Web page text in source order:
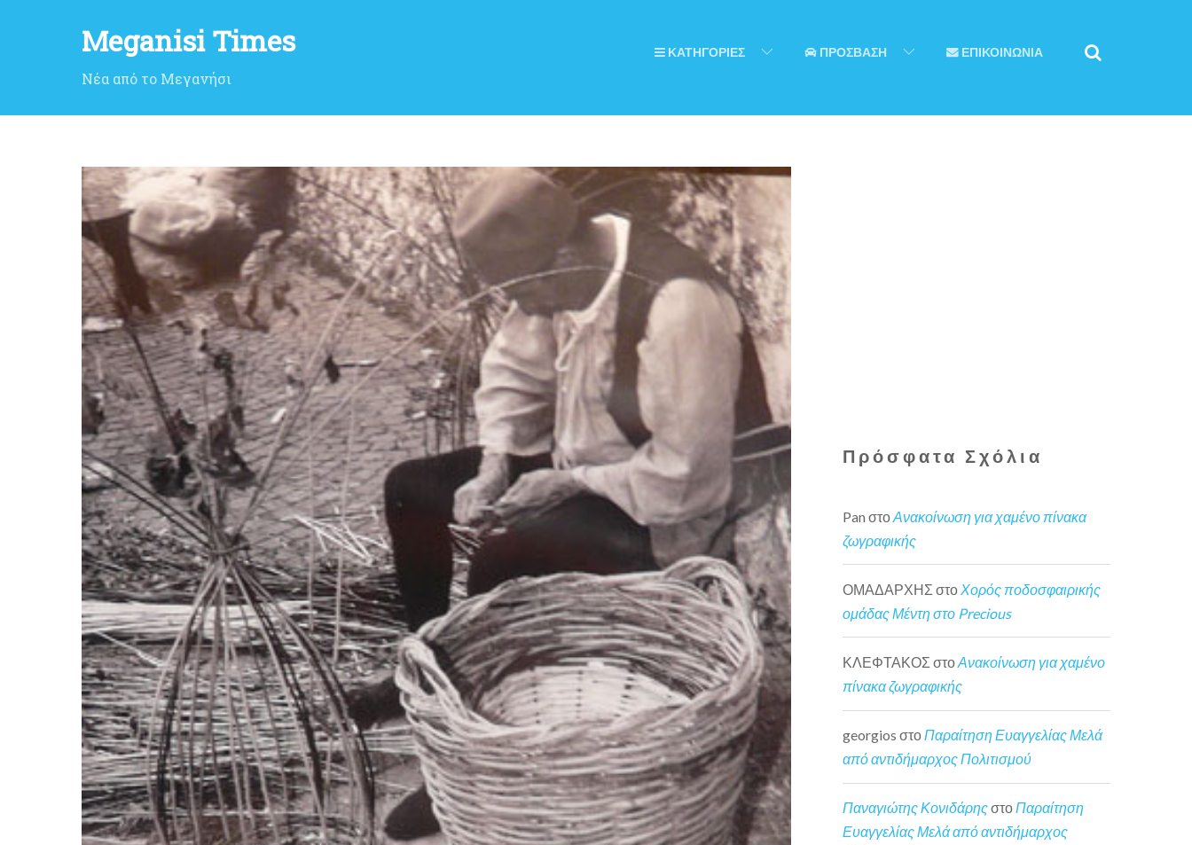
Meganisi Times
Νέα από το Μεγανήσι
ΚΑΤΗΓΟΡΙΕΣ ΠΡΟΣΒΑΣΗ ΕΠΙΚΟΙΝΩΝΙΑ
Πρόσφατα Σχόλια
Pan στοΑνακοίνωση για χαμένο πίνακα
ζωγραφικής
ΟΜΑΔΑΡΧΗΣ στο Χορός ποδοσφαιρικής
ομάδας Μέντη στο Precious
ΚΛΕΦΤΑΚΟΣ στοΑνακοίνωση για χαμένο
πίνακα ζωγραφικής
georgios στοΠαραίτηση Ευαγγελίας Μελά
από αντιδήμαρχος Πολιτισμού
Παναγιώτης ΚονιδάρηςστοΠαραίτηση
Ευαγγελίας Μελά από αντιδήμαρχος